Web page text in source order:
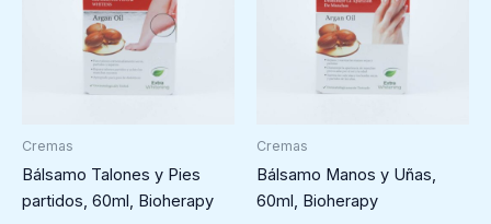
Cremas
Bálsamo Talones y Pies
partidos, 60ml, Bioherapy
Cremas
Bálsamo Manos y Uñas,
60ml, Bioherapy